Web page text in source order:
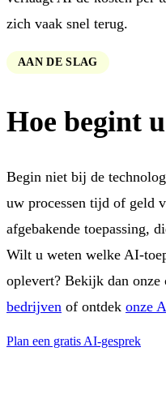
zich vaak snel terug.
AAN DE SLAG
Hoe begint
Begin niet bij de
uw processen tijd of geld
afgebakende toepassing,
Wilt u weten welke AI-
oplevert? Bekijk dan onze
bedrijven of ontdek onze
Plan een gratis AI-gesprek